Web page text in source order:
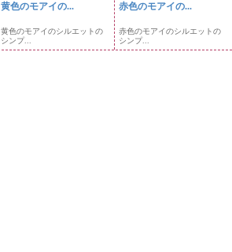
黄色のモアイの...
黄色のモアイのシルエットの
シンプ...
赤色のモアイの...
赤色のモアイのシルエットの
シンプ...